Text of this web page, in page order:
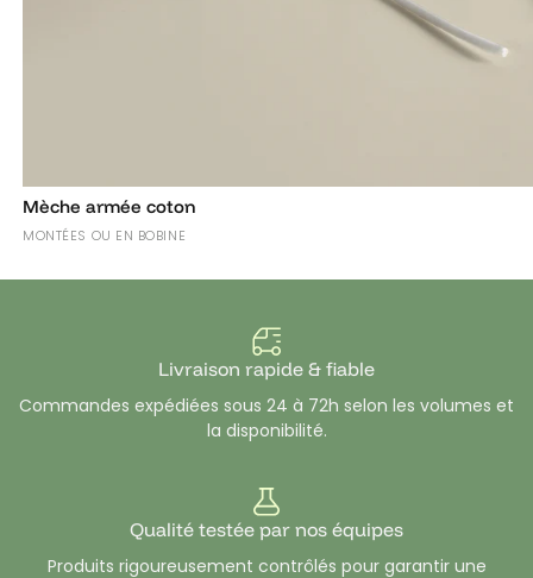
Mèche armée coton
MONTÉES OU EN BOBINE
Livraison rapide & fiable
Commandes expédiées sous 24 à 72h selon les volumes et
la disponibilité.
Qualité testée par nos équipes
Produits rigoureusement contrôlés pour garantir une